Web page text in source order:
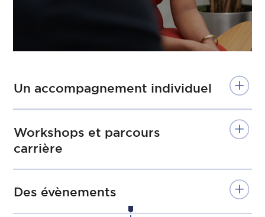
Un accompagnement individuel
Workshops et parcours
carrière
Des évènements